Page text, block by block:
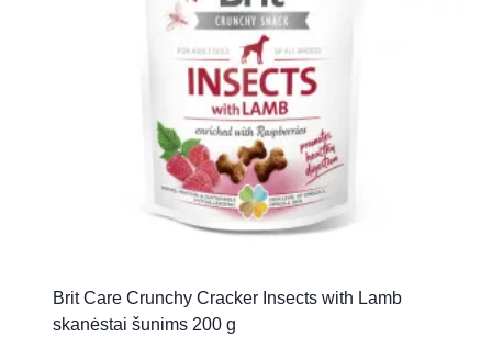
Brit Care Crunchy Cracker Insects with Lamb
skanėstai šunims 200 g